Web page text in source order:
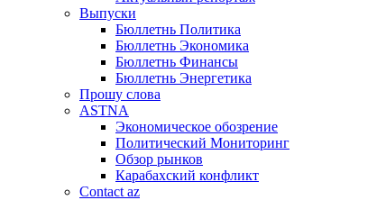
Выпуски
Бюллетнь Политика
Бюллетнь Экономика
Бюллетнь Финансы
Бюллетнь Энергетика
Прошу слова
ASTNA
Экономическое обозрение
Политический Мониторинг
Обзор рынков
Карабахский конфликт
Contact az